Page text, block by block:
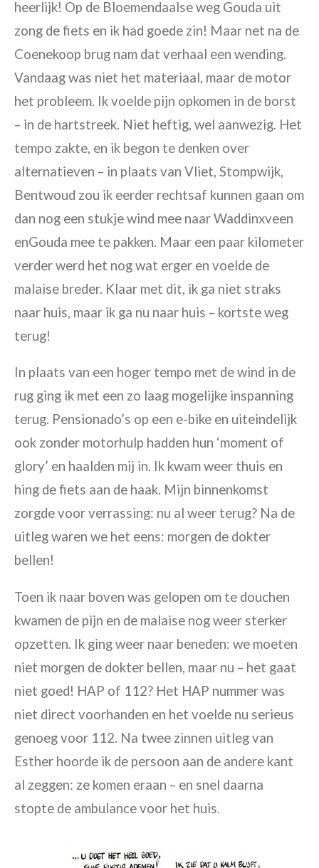
heerlijk! Op de Bloemendaalseweg Gouda uit
zong de fiets en ik had goede zin! Maar net na de
Coenekoop brug nam dat verhaal een wending.
Vandaag was niet het materiaal, maar de motor
het probleem. Ik voelde pijn opkomen in de borst
– in de hartstreek. Niet heftig, wel aanwezig. Het
tempo zakte, en ik begon te denken over
alternatieven – in plaats van Vliet, Stompwijk,
Bentwoud zou ik eerder rechtsaf kunnen gaan om
dan nog een stukje wind mee naar Waddinxveen
enGouda mee te pakken. Maar een paar kilometer
verderwerd het nog wat erger en voelde de
malaise breder. Klaar met dit, ik ga niet straks
naar huis, maar ik ga nu naar huis – kortste weg
terug!
In plaats van een hoger tempo met de wind in de
rug ging ik met een zo laag mogelijke inspanning
terug. Pensionado’s op een e-bike en uiteindelijk
ook zonder motorhulp hadden hun ‘moment of
glory’ en haalden mij in. Ik kwam weer thuis en
hing de fiets aan de haak. Mijn binnenkomst
zorgde voor verrassing: nu al weer terug? Na de
uitleg waren we het eens: morgen de dokter
bellen!
Toen ik naar boven was gelopen om te douchen
kwamen de pijn en de malaise nog weer sterker
opzetten. Ik ging weer naar beneden: we moeten
niet morgen de dokter bellen, maar nu – het gaat
niet goed! HAP of 112? Het HAP nummer was
niet direct voorhanden en het voelde nu serieus
genoeg voor 112. Na twee zinnen uitleg van
Esther hoorde ik de persoon aan de andere kant
al zeggen: ze komen eraan – en snel daarna
stopte de ambulance voor het huis.